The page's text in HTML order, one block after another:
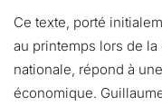
Ce texte, porté
au printemps lors de
nationale, répond à
économique.